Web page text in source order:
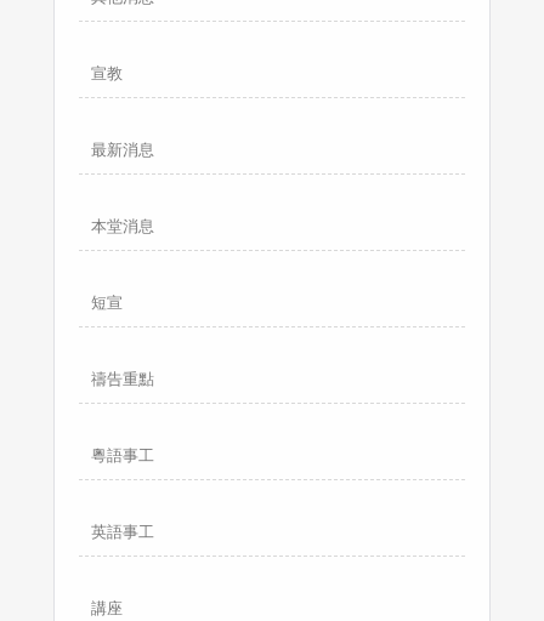
宣教
最新消息
本堂消息
短宣
禱告重點
粵語事工
英語事工
講座